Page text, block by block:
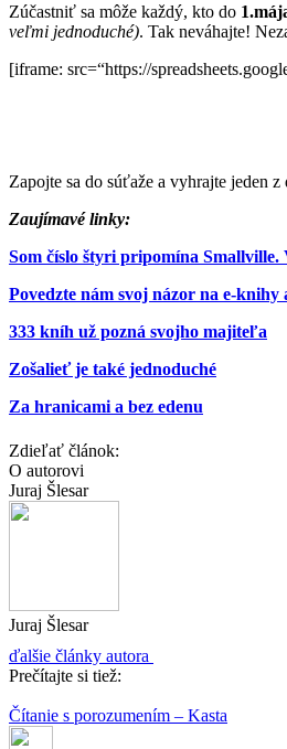
Zúčastniť sa môže každý, kto do
veľmi jednoduché). Tak neváhajte!
[iframe: src=“https://
Zapojte sa do súťaže a vyhrajte jeden
Zaujímavé linky:
Som číslo štyri pripomína
Povedzte nám svoj názor na e-
333 kníh už pozná svojho majiteľa
Zošalieť je také jednoduché
Za hranicami a bez edenu
Zdieľať článok:
O autorovi
Juraj Šlesar
Juraj Šlesar
ďalšie články autora
Prečítajte si tiež:
Čítanie s porozumením – Kasta